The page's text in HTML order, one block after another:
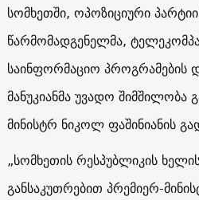
სომხეთში, ოპოზიციური
წარმომადგენელმა,
საინფორმაციო პროგრამების
მანუკიანმა უვადო შიმშილობა
მინისტრ ნიკოლ ფაშინიანის
„სომხეთის რესპუბლიკის
განსაკუთრებით პრემიერ-